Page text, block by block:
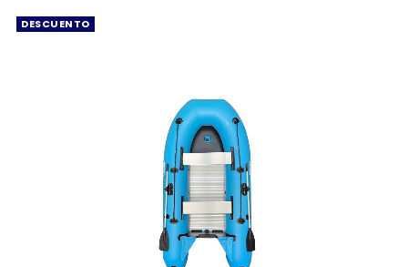
DESCUENTO